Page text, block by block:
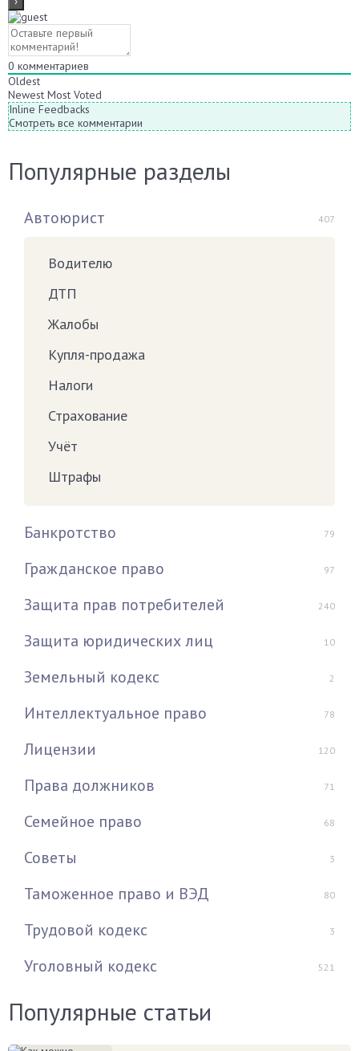
0 комментариев
Oldest
Newest Most Voted
Inline Feedbacks
Смотреть все комментарии
Популярные разделы
Автоюрист 407
Водителю
ДТП
Жалобы
Купля-продажа
Налоги
Страхование
Учёт
Штрафы
Банкротство 79
Гражданское право 97
Защита прав потребителей 240
Защита юридических лиц 10
Земельный кодекс 2
Интеллектуальное право 78
Лицензии 120
Права должников 71
Семейное право 68
Советы 3
Таможенное право и ВЭД 80
Трудовой кодекс 3
Уголовный кодекс 521
Популярные статьи